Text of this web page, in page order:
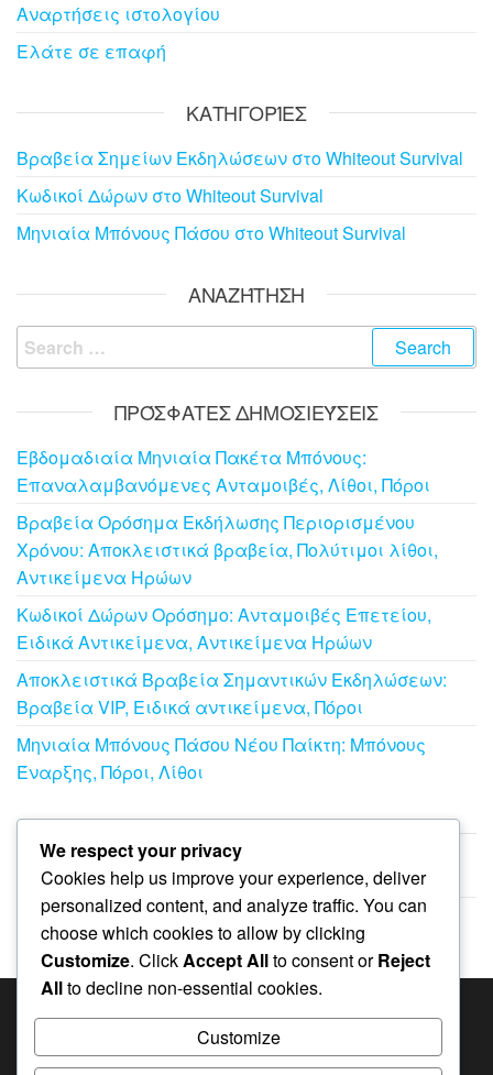
Αναρτήσεις ιστολογίου
Ελάτε σε επαφή
ΚΑΤΗΓΟΡΊΕΣ
Βραβεία Σημείων Εκδηλώσεων στο Whiteout Survival
Κωδικοί Δώρων στο Whiteout Survival
Μηνιαία Μπόνους Πάσου στο Whiteout Survival
ΑΝΑΖΉΤΗΣΗ
Search
for:
ΠΡΌΣΦΑΤΕΣ ΔΗΜΟΣΙΕΎΣΕΙΣ
Εβδομαδιαία Μηνιαία Πακέτα Μπόνους:
Επαναλαμβανόμενες Ανταμοιβές, Λίθοι, Πόροι
Βραβεία Ορόσημα Εκδήλωσης Περιορισμένου
Χρόνου: Αποκλειστικά βραβεία, Πολύτιμοι λίθοι,
Αντικείμενα Ηρώων
Κωδικοί Δώρων Ορόσημο: Ανταμοιβές Επετείου,
Ειδικά Αντικείμενα, Αντικείμενα Ηρώων
Αποκλειστικά Βραβεία Σημαντικών Εκδηλώσεων:
Βραβεία VIP, Ειδικά αντικείμενα, Πόροι
Μηνιαία Μπόνους Πάσου Νέου Παίκτη: Μπόνους
Έναρξης, Πόροι, Λίθοι
March 2026
February 2026
ΑΝΑΖΉΤΗΣΗ
We respect your privacy
Cookies help us improve your experience, deliver
personalized content, and analyze traffic. You can
choose which cookies to allow by clicking
Customize. ClickAccept Allto consent orReject
Allto decline non-essential cookies.
Customize